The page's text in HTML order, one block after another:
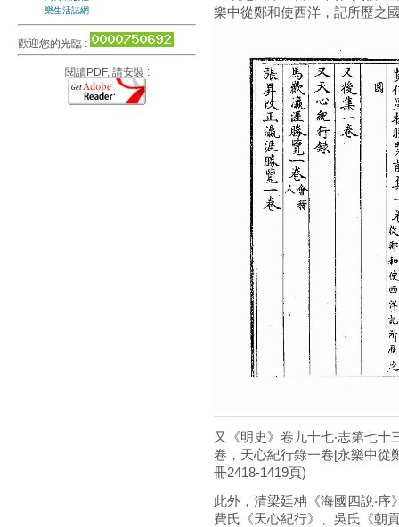
樂中從鄭和使西洋，記所歷之
又《明史》卷九十七‧志第七十
卷，天心紀行錄一卷[永樂中從
冊2418-1419頁)
此外，清梁廷柟《海國四說‧
費氏《天心紀行》、吳氏《朝
樂生活誌網
歡迎您的光臨 :
閱讀PDF, 請安裝 :